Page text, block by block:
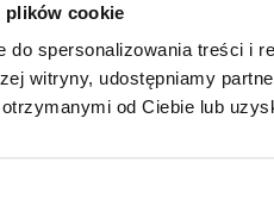
plików cookie
spersonalizowania treści i
witryny, udostępniamy
od Ciebie lub